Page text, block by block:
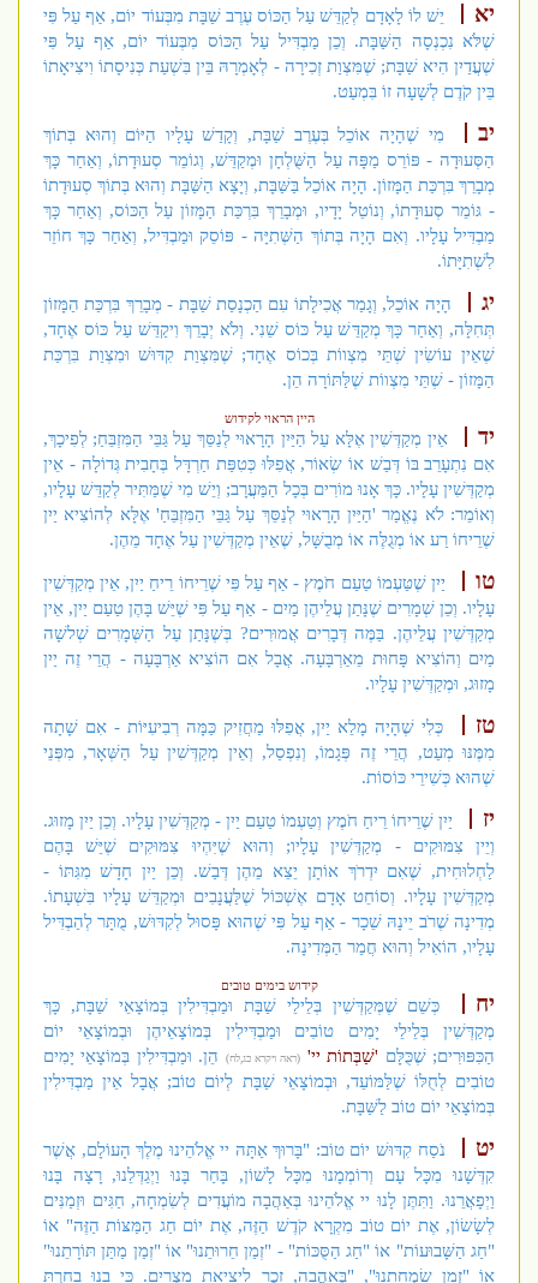
יא
יֵשׁ לוֹ לָאָדָם לְקַדֵּשׁ עַל הַכּוֹס עֶרֶב שַׁבָּת מִבְּעוֹד יוֹם, אַף עַל פִּי
שֶׁלֹּא נִכְנְסָה הַשַּׁבָּת. וְכֵן מַבְדִּיל עַל הַכּוֹס מִבְּעוֹד יוֹם, אַף עַל פִּי
שֶׁעֲדַיִן הִיא שַׁבָּת; שֶׁמִּצְוַת זְכִירָה - לְאָמְרָהּ בֵּין בִּשְׁעַת כְּנִיסָתוֹ וִיצִיאָתוֹ
בֵּין קֹדֶם לְשָׁעָה זוֹ בִּמְעַט.
מִי שֶׁהָיָה אוֹכֵל בְּעֶרֶב שַׁבָּת, וְקָדַשׁ עָלָיו הַיּוֹם וְהוּא בְּתוֹךְ
הַסְּעוּדָה - פּוֹרֵס מַפָּה עַל הַשֻּׁלְחָן וּמְקַדֵּשׁ, וְגוֹמֵר סְעוּדָתוֹ, וְאַחַר כָּךְ
מְבָרֵךְ בִּרְכַּת הַמָּזוֹן. הָיָה אוֹכֵל בַּשַּׁבָּת, וְיָצָא הַשַּׁבָּת וְהוּא בְּתוֹךְ סְעוּדָתוֹ
- גּוֹמֵר סְעוּדָתוֹ, וְנוֹטֵל יָדָיו, וּמְבָרֵךְ בִּרְכַּת הַמָּזוֹן עַל הַכּוֹס, וְאַחַר כָּךְ
מַבְדִּיל עָלָיו. וְאִם הָיָה בְּתוֹךְ הַשְּׁתִיָּה - פּוֹסֵק וּמַבְדִּיל, וְאַחַר כָּךְ חוֹזֵר
לִשְׁתִיָּתוֹ.
הָיָה אוֹכֵל, וְגָמַר אֲכִילָתוֹ עִם הַכְנָסַת שַׁבָּת - מְבָרֵךְ בִּרְכַּת הַמָּזוֹן
תְּחִלָּה, וְאַחַר כָּךְ מְקַדֵּשׁ עַל כּוֹס שֵׁנִי. וְלֹא יְבָרֵךְ וִיקַדֵּשׁ עַל כּוֹס אֶחָד,
שֶׁאֵין עוֹשִׂין שְׁתֵּי מִצְווֹת בְּכוֹס אֶחָד; שֶׁמִּצְוַת קִדּוּשׁ וּמִצְוַת בִּרְכַּת
הַמָּזוֹן - שְׁתֵּי מִצְווֹת שֶׁלַּתּוֹרָה הֵן.
היין הראוי לקידוש
אֵין מְקַדְּשִׁין אֶלָּא עַל הַיַּיִן הָרָאוּי לְנַסֵּךְ עַל גַּבֵּי הַמִּזְבֵּחַ; לְפִיכָךְ,
אִם נִתְעָרֵב בּוֹ דְּבַשׁ אוֹ שְׂאוֹר, אֲפִלּוּ כְּטִפַּת חַרְדָּל בְּחָבִית גְּדוֹלָה - אֵין
מְקַדְּשִׁין עָלָיו. כָּךְ אָנוּ מוֹרִים בְּכָל הַמַּעֲרָב; וְיֵשׁ מִי שֶׁמַּתִּיר לְקַדֵּשׁ עָלָיו,
וְאוֹמֵר: לֹא נֶאֱמַר 'הַיַּיִן הָרָאוּי לְנַסֵּךְ עַל גַּבֵּי הַמִּזְבֵּחַ' אֶלָּא לְהוֹצִיא יַיִן
שֶׁרֵיחוֹ רַע אוֹ מְגֻלֶּה אוֹ מְבֻשָּׁל, שֶׁאֵין מְקַדְּשִׁין עַל אֶחָד מֵהֶן.
טו
יַיִן שֶׁטַּעְמוֹ טַעַם חֹמֶץ - אַף עַל פִּי שֶׁרֵיחוֹ רֵיחַ יַיִן, אֵין מְקַדְּשִׁין
עָלָיו. וְכֵן שְׁמָרִים שֶׁנָּתַן עֲלֵיהֶן מַיִם - אַף עַל פִּי שֶׁיֵּשׁ בָּהֶן טַעַם יַיִן, אֵין
מְקַדְּשִׁין עֲלֵיהֶן. בַּמֶּה דְּבָרִים אֲמוּרִים? בְּשֶׁנָּתַן עַל הַשְּׁמָרִים שְׁלשָׁה
מַיִם וְהוֹצִיא פָּחוּת מֵאַרְבָּעָה. אֲבָל אִם הוֹצִיא אַרְבָּעָה - הֲרֵי זֶה יַיִן
מָזוּג, וּמְקַדְּשִׁין עָלָיו.
טז
כְּלִי שֶׁהָיָה מָלֵא יַיִן, אֲפִלּוּ מַחֲזִיק כַּמָּה רְבִיעִיּוֹת - אִם שָׁתָה
מִמֶּנּוּ מְעַט, הֲרֵי זֶה פְּגָמוֹ, וְנִפְסַל, וְאֵין מְקַדְּשִׁין עַל הַשְּׁאָר, מִפְּנֵי
שֶׁהוּא כְּשִׁירֵי כּוֹסוֹת.
יַיִן שֶׁרֵיחוֹ רֵיחַ חֹמֶץ וְטַעְמוֹ טַעַם יַיִן - מְקַדְּשִׁין עָלָיו. וְכֵן יַיִן מָזוּג.
וְיֵין צִמּוּקִים - מְקַדְּשִׁין עָלָיו; וְהוּא שֶׁיִּהְיוּ צִמּוּקִים שֶׁיֵּשׁ בָּהֶם
לַחְלוּחִית, שֶׁאִם יִדְרֹךְ אוֹתָן יֵצֵא מֵהֶן דְּבַשׁ. וְכֵן יַיִן חָדָשׁ מִגִּתּוֹ -
מְקַדְּשִׁין עָלָיו. וְסוֹחֵט אָדָם אֶשְׁכּוֹל שֶׁלַּעֲנָבִים וּמְקַדֵּשׁ עָלָיו בִּשְׁעָתוֹ.
מְדִינָה שֶׁרֹב יֵינָהּ שֵׁכָר - אַף עַל פִּי שֶׁהוּא פָּסוּל לְקִדּוּשׁ, מֻתָּר לְהַבְדִּיל
עָלָיו, הוֹאִיל וְהוּא חֲמַר הַמְּדִינָה.
קידוש בימים טובים
כְּשֵׁם שֶׁמְּקַדְּשִׁין בְּלֵילֵי שַׁבָּת וּמַבְדִּילִין בְּמוֹצָאֵי שַׁבָּת, כָּךְ
מְקַדְּשִׁין בְּלֵילֵי יָמִים טוֹבִים וּמַבְדִּילִין בְּמוֹצָאֵיהֶן וּבְמוֹצָאֵי יוֹם
הַכִּפּוּרִים; שֶׁכֻּלָּם'שַׁבְּתוֹת יי' (ראה ויקרא כג,לח)הֵן. וּמַבְדִּילִין בְּמוֹצָאֵי יָמִים
טוֹבִים לְחֻלּוֹ שֶׁלַּמּוֹעֵד, וּבְמוֹצָאֵי שַׁבָּת לְיוֹם טוֹב; אֲבָל אֵין מַבְדִּילִין
בְּמוֹצָאֵי יוֹם טוֹב לַשַּׁבָּת.
נֹסַח קִדּוּשׁ יוֹם טוֹב: "בָּרוּךְ אַתָּה יי אֱלֹהֵינוּ מֶלֶךְ הָעוֹלָם, אֲשֶׁר
קִדְּשָׁנוּ מִכָּל עָם וְרוֹמְמָנוּ מִכָּל לָשׁוֹן, בָּחַר בָּנוּ וַיְגַדְּלֵנוּ, רָצָה בָּנוּ
וַיְפָאֲרֵנוּ. וַתִּתֶּן לָנוּ יי אֱלֹהֵינוּ בְּאַהֲבָה מוֹעֲדִים לְשִׂמְחָה, חַגִּים וּזְמַנִּים
לְשָׂשׂוֹן, אֶת יוֹם טוֹב מִקְרָא קֹדֶשׁ הַזֶּה, אֶת יוֹם חַג הַמַּצּוֹת הַזֶּה" אוֹ
"חַג הַשָּׁבוּעוֹת" אוֹ "חַג הַסֻּכּוֹת" - "זְמַן חֵרוּתֵנוּ" אוֹ "זְמַן מַתַּן תּוֹרָתֵנוּ"
אוֹ "זְמַן שִׂמְחָתֵנוּ", "בְּאַהֲבָה, זֵכֶר לִיצִיאַת מִצְרָיִם. כִּי בָנוּ בָחַרְתָּ